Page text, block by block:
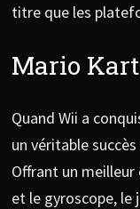
titre que les
Mario
Quand Wii a
un véritable
Offrant un
et le gyroscope, le